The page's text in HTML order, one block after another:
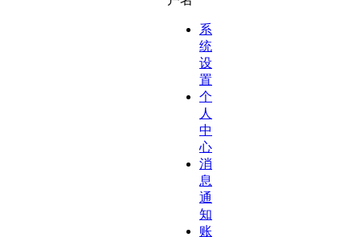
系
统
设
置
个
人
中
心
消
息
通
知
账